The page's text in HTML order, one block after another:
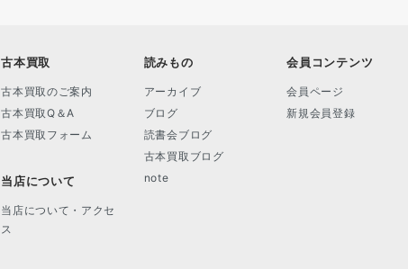
古本買取
古本買取のご案内
古本買取Q＆A
古本買取フォーム
当店について
当店について・アクセ
ス
読みもの
アーカイブ
ブログ
読書会ブログ
古本買取ブログ
note
会員コンテンツ
会員ページ
新規会員登録